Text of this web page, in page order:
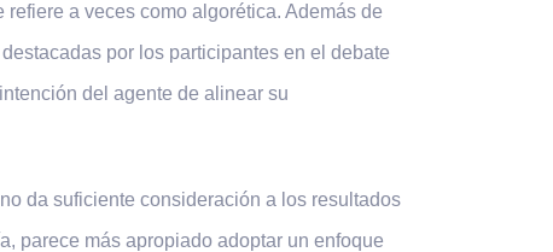
a veces como algorética. Además de
por los participantes en el debate
del agente de alinear su
da suficiente consideración a los resultados
parece más apropiado adoptar un enfoque